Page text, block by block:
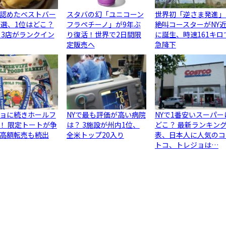
めたベストバー
、1位はどこ？
店がランクイン
スタバの幻「ユニコーン
フラペチーノ」が9年ぶ
り復活！世界で2日間限
定販売へ
世界初「逆さま発進
絶叫コースターがNY
に誕生、時速161キロ
急降下
に続きホールフ
限定トートが争
額転売も続出
NYで最も評価が高い病院
は？ 3施設が州内1位、
全米トップ20入り
NYで1番安いスーパー
どこ？ 最新ランキン
表、日本人に人気の
トコ、トレジョは…